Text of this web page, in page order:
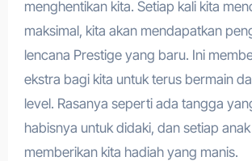
menghentikan kita. Setiap kali kita
maksimal, kita akan mendapatkan
lencana Prestige yang baru. Ini
ekstra bagi kita untuk terus bermain
level. Rasanya seperti ada tangga
habisnya untuk didaki, dan setiap
memberikan kita hadiah yang manis.